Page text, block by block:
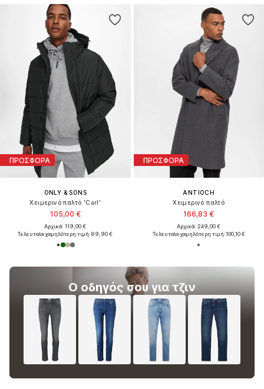
ΠΡΟΣΦΟΡΑ
ONLY & SONS
Χειμερινό παλτό 'Carl'
105,00 €
Αρχικά: 119,00 €
Τελευταία χαμηλότερη τιμή:69,90 €
ΠΡΟΣΦΟΡΑ
ANTIOCH
Χειμερινό παλτό
166,83 €
Αρχικά: 249,00 €
Τελευταία χαμηλότερη τιμή:100,10 €
Ο οδηγός σου για τζιν